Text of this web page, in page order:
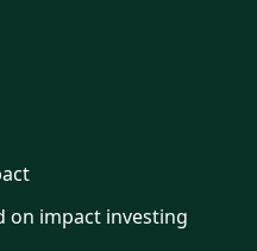
on impact investing